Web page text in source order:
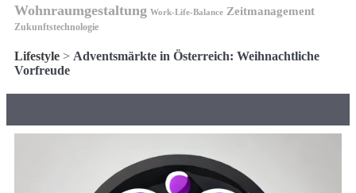
Wohnraumgestaltung Work-Life-Balance Zeitmanagement
Zukunftstechnologie
Lifestyle > Adventsmärkte in Österreich: Weihnachtliche
Vorfreude